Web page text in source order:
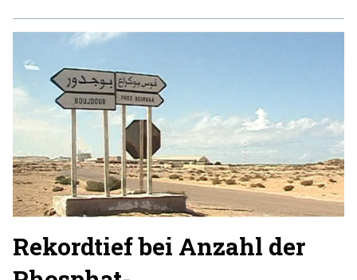
Rekordtief bei Anzahl der